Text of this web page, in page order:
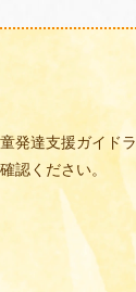
発達支援ガイドラ
認ください。